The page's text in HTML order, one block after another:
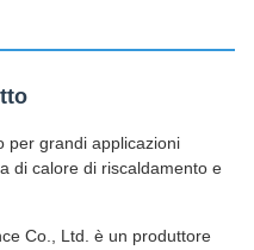
per grandi applicazioni
di calore di riscaldamento e
Co., Ltd. è un produttore